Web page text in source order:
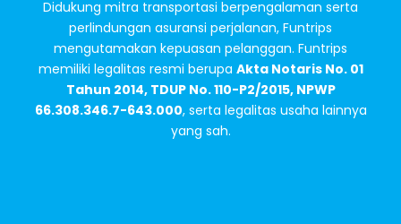
Didukung mitra transportasi berpengalaman serta
perlindungan asuransi perjalanan, Funtrips
mengutamakan kepuasan pelanggan. Funtrips
memiliki legalitas resmi berupa Akta Notaris No. 01
Tahun 2014, TDUP No. 110-P2/2015, NPWP
66.308.346.7-643.000, serta legalitas usaha lainnya
yang sah.